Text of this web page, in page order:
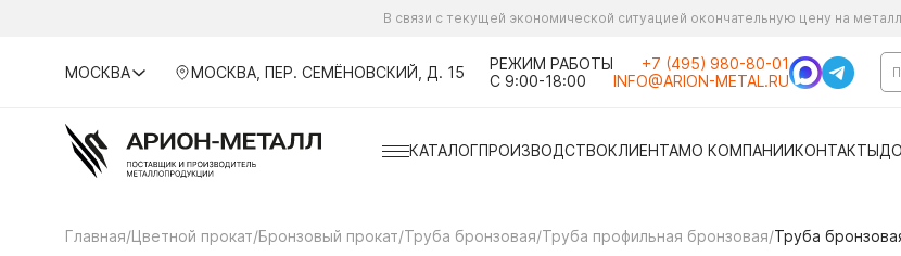
В связи с текущей экономической ситуацией окончательную цену на
МОСКВА МОСКВА, ПЕР. СЕМЁНОВСКИЙ, Д. 15
РЕЖИМ РАБОТЫ
С 9:00-18:00
+7 (495) 980-80-01
INFO@ARION-METAL.RU
КАТАЛОГПРОИЗВОДСТВОКЛИЕНТАМО КОМПАНИИКОНТАКТЫ
Главная/Цветной прокат/Бронзовый прокат/Труба бронзовая/Труба профильная бронзовая/Труба